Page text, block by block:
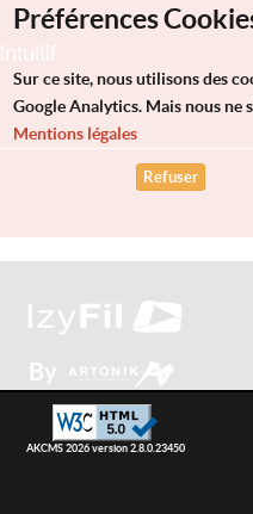
Intuitif
By
AKCMS 2026 version 2.8.0.23450
Préférences
Sur ce site, nous utilisons des
Google Analytics. Mais nous ne
Mentions légales
Refuser